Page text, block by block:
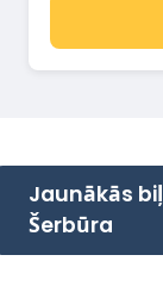
Jaunākās
Šerbūra